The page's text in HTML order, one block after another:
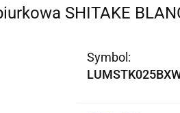
SHITAKE
Symbol: